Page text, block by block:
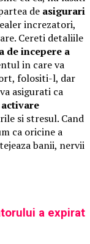
de asigurari
increzatori,
Cereti detaliile
de incepere a
in care va
folositi-l, dar
asigurati ca
activare
si stresul. Cand
ca oricine a
banii, nervii
a expirat